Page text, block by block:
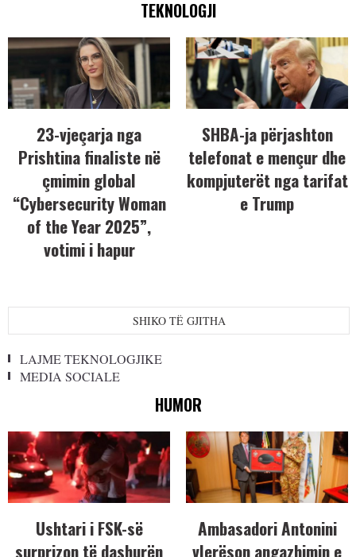
TEKNOLOGJI
23-vjeçarja nga
Prishtina finaliste në
çmimin global
“Cybersecurity Woman
of the Year 2025”,
votimi i hapur
SHBA-ja përjashton
telefonat e mençur dhe
kompjuterët nga tarifat
e Trump
SHIKO TË GJITHA
LAJME TEKNOLOGJIKE
MEDIA SOCIALE
HUMOR
Ushtari i FSK-së
surprizon të dashurën
Ambasadori Antonini
vlerëson angazhimin e